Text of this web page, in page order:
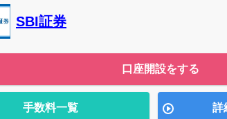
SBI証券
口座開設をする
手数料一覧 詳